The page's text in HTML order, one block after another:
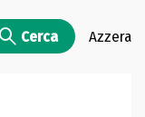
Cerca Azzera